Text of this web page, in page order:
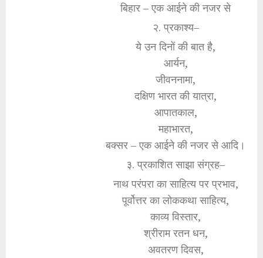
बिहार – एक आईने की नजर से
२. प्रकाश्य–
ये उन दिनों की बात है,
आर्यन,
जीवननामा,
दक्षिण भारत की यात्रा,
आपातकाल,
महाभारत,
बक्सर – एक आईने की नजर से आदि।
३. प्रकाशित साझा संग्रह–
नाथ परंपरा का साहित्य पर प्रभाव,
पूर्वोत्तर का लोककथा साहित्य,
काव्य विस्तार,
श्रीराम रतन धन,
अवतरण दिवस,